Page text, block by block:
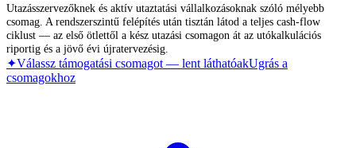
Utazásszervezőknek és aktív utaztatási vállalkozásoknak szóló mélyebb
csomag. A rendszerszintű felépítés után tisztán látod a teljes cash-flow
ciklust — az első ötlettől a kész utazási csomagon át az utókalkulációs
riportig és a jövő évi újratervezésig.
✦Válassz támogatási csomagot — lent láthatóakUgrás a
csomagokhoz